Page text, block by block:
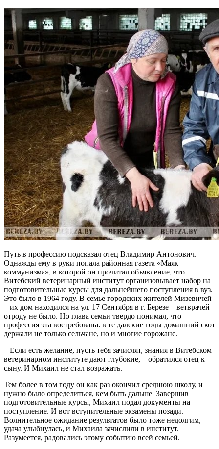
Путь в профессию подсказал отец Владимир Антонович.
Однажды ему в руки попала районная газета «Маяк
коммунизма», в которой он прочитал объявление, что
Витебский ветеринарный институт организовывает набор на
подготовительные курсы для дальнейшего поступления в вуз.
Это было в 1964 году. В семье городских жителей Мизевичей
– их дом находился на ул. 17 Сентября в г. Березе – ветврачей
отроду не было. Но глава семьи твердо понимал, что
профессия эта востребована: в те далекие годы домашний скот
держали не только сельчане, но и многие горожане.
– Если есть желание, пусть тебя зачислят, знания в Витебском
ветеринарном институте дают глубокие, – обратился отец к
сыну. И Михаил не стал возражать.
Тем более в том году он как раз окончил среднюю школу, и
нужно было определиться, кем быть дальше. Завершив
подготовительные курсы, Михаил подал документы на
поступление. И вот вступительные экзамены позади.
Волнительное ожидание результатов было тоже недолгим,
удача улыбнулась, и Михаила зачислили в институт.
Разумеется, радовались этому событию всей семьей.